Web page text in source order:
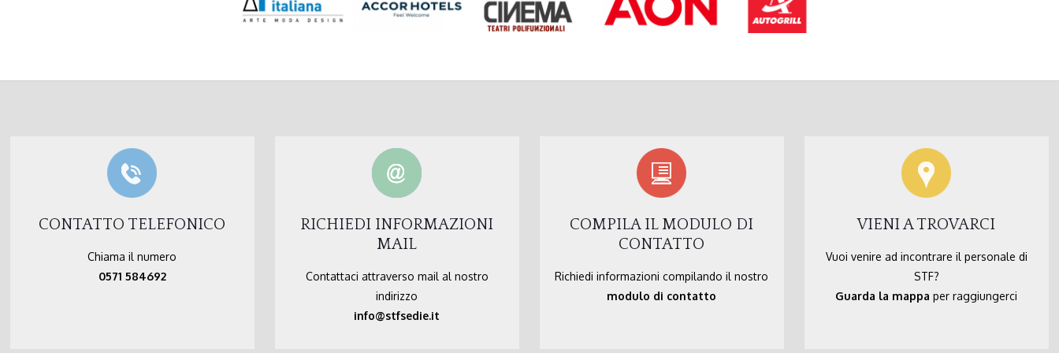
CONTATTO TELEFONICO
Chiama il numero
0571 584692
RICHIEDI INFORMAZIONI
MAIL
Contattaci attraverso mail al nostro
indirizzo
info@stfsedie.it
COMPILA IL MODULO DI
CONTATTO
Richiedi informazioni compilando il nostro
modulo di contatto
VIENI A TROVARCI
Vuoi venire ad incontrare il personale di
STF?
Guarda la mappa per raggiungerci